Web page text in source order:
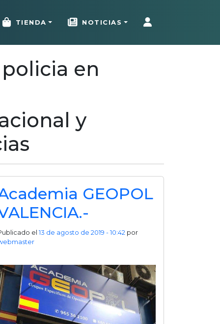
TIENDA NOTICIAS
en
y
GEOPOL
el13 de agosto de 2019 - 10:42 por